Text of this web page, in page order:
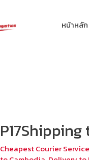
หน้าหลัก
Cheapest Courier